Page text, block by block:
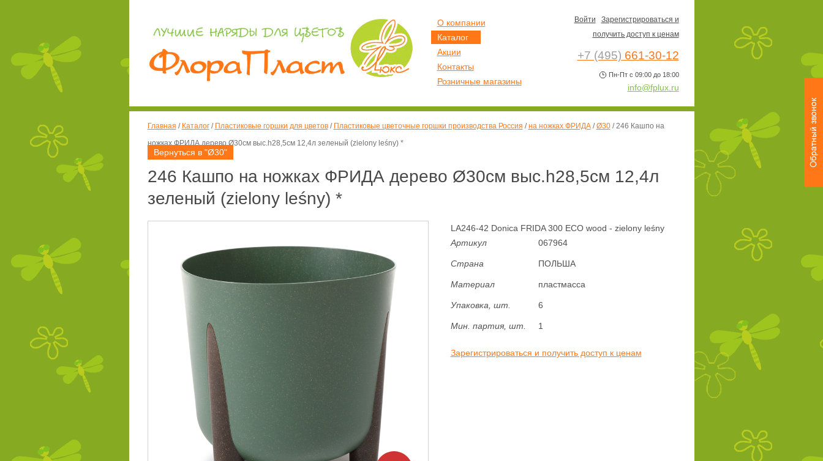
Главная / Каталог/ Пластиковые горшки для цветов/ Пластиковые цветочные горшки производства Россия /на ножках ФРИДА/Ø30/246 Кашпо на
ножках ФРИДА дерево Ø30см выс.h28,5см 12,4л зеленый (zielony leśny) *
Вернуться в "Ø30"
246 Кашпо на ножках ФРИДА дерево Ø30см выс.h28,5см 12,4л
зеленый (zielony leśny) *
LA246-42 Donica FRIDA 300 ECO wood - zielony leśny
Артикул
067964
Страна ПОЛЬША
Материал пластмасса
Упаковка, шт. 6
Мин. партия, шт. 1
Зарегистрироваться и получить доступ к ценам
О компании
Каталог
Акции
Контакты
Розничные магазины
Войти
Зарегистрироваться и
получить доступ к ценам
+7 (495) 661-30-12
Пн-Пт с 09:00 до 18:00
info@fplux.ru